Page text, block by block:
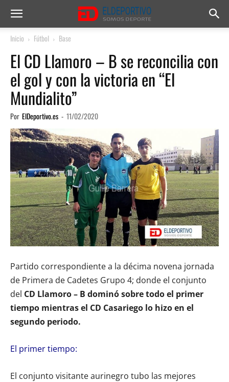
Inicio Fútbol Base
El CD Llamoro – B se reconcilia con
el gol y con la victoria en “El
Mundialito”
Por ElDeportivo.es - 11/02/2020
Partido correspondiente a la décima novena jornada
de Primera de Cadetes Grupo 4; donde el conjunto
del CD Llamoro – B dominó sobre todo el primer
tiempo mientras el CD Casariego lo hizo en el
segundo periodo.
El primer tiempo:
El conjunto visitante aurinegro tubo las mejores